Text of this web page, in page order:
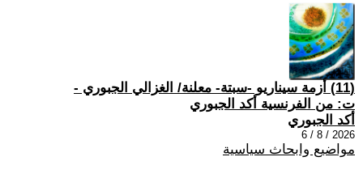
(11) أزمة سيناريو -سبتة- معلنة/ الغزالي الجبوري -
ت: من الفرنسية أكد الجبوري
أكد الجبوري
2026 / 8 / 6
مواضيع وابحاث سياسية